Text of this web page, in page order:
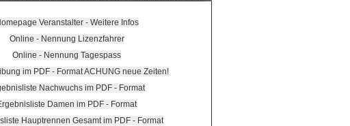
Veranstalter - Weitere Infos
Online - Nennung Lizenzfahrer
Online - Nennung Tagespass
im PDF - Format ACHUNG neue Zeiten!
Nachwuchs im PDF - Format
Damen im PDF - Format
Hauptrennen Gesamt im PDF - Format